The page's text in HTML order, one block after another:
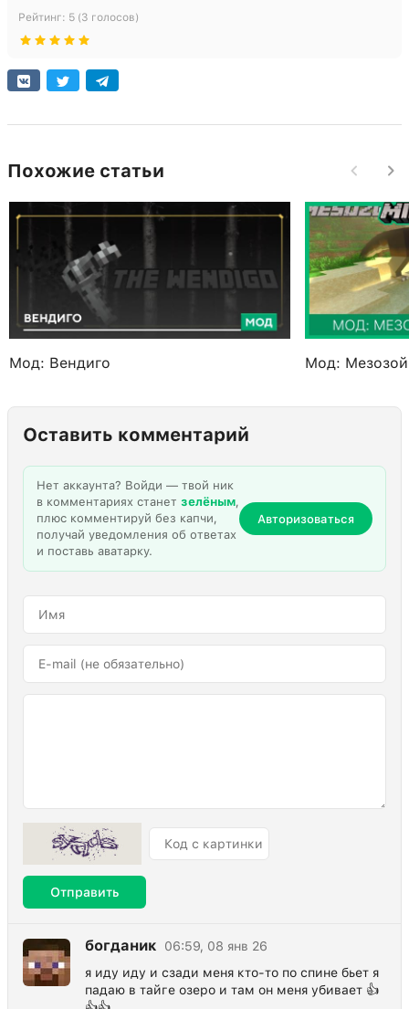
Рейтинг: 5 (3 голосов)
Похожие статьи
Мод: Вендиго Мод:
Оставить комментарий
Нет аккаунта? Войди — твой ник
в комментариях станет зелёным,
плюс комментируй без капчи,
получай уведомления об ответах
и поставь аватарку.
Авторизоваться
Отправить
богданик
06:59, 08 янв 26
я иду иду и сзади меня кто-то по спине бьет я
падаю в тайге озеро и там он меня убивает 👍